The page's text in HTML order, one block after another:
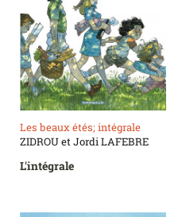
Les beaux étés; intégrale
ZIDROU et Jordi LAFEBRE
L'intégrale